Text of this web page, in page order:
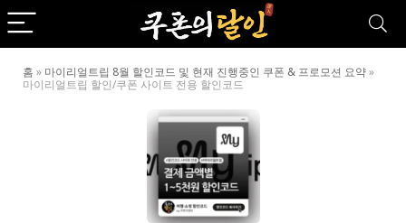
홈 » 마이리얼트립 8월 할인코드 및 현재 진행중인 쿠폰 & 프로모션 요약»
마이리얼트립 할인/쿠폰 사이트 전용 할인코드